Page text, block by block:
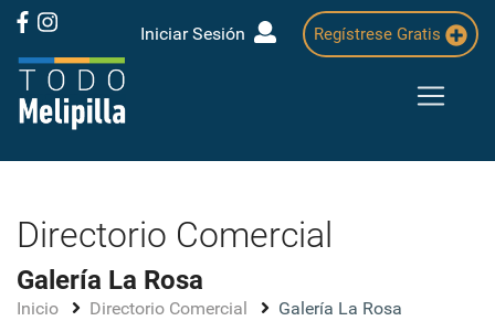
Iniciar Sesión Regístrese Gratis
Directorio Comercial
Galería La Rosa
Inicio Directorio Comercial Galería La Rosa